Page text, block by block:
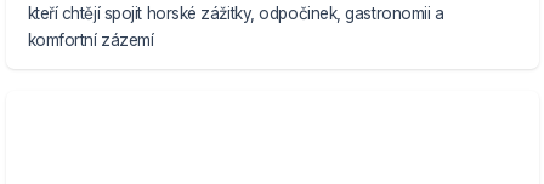
kteří chtějí spojit horské zážitky, odpočinek, gastronomii a
komfortní zázemí